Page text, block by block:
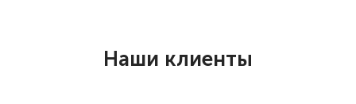
Наши клиенты